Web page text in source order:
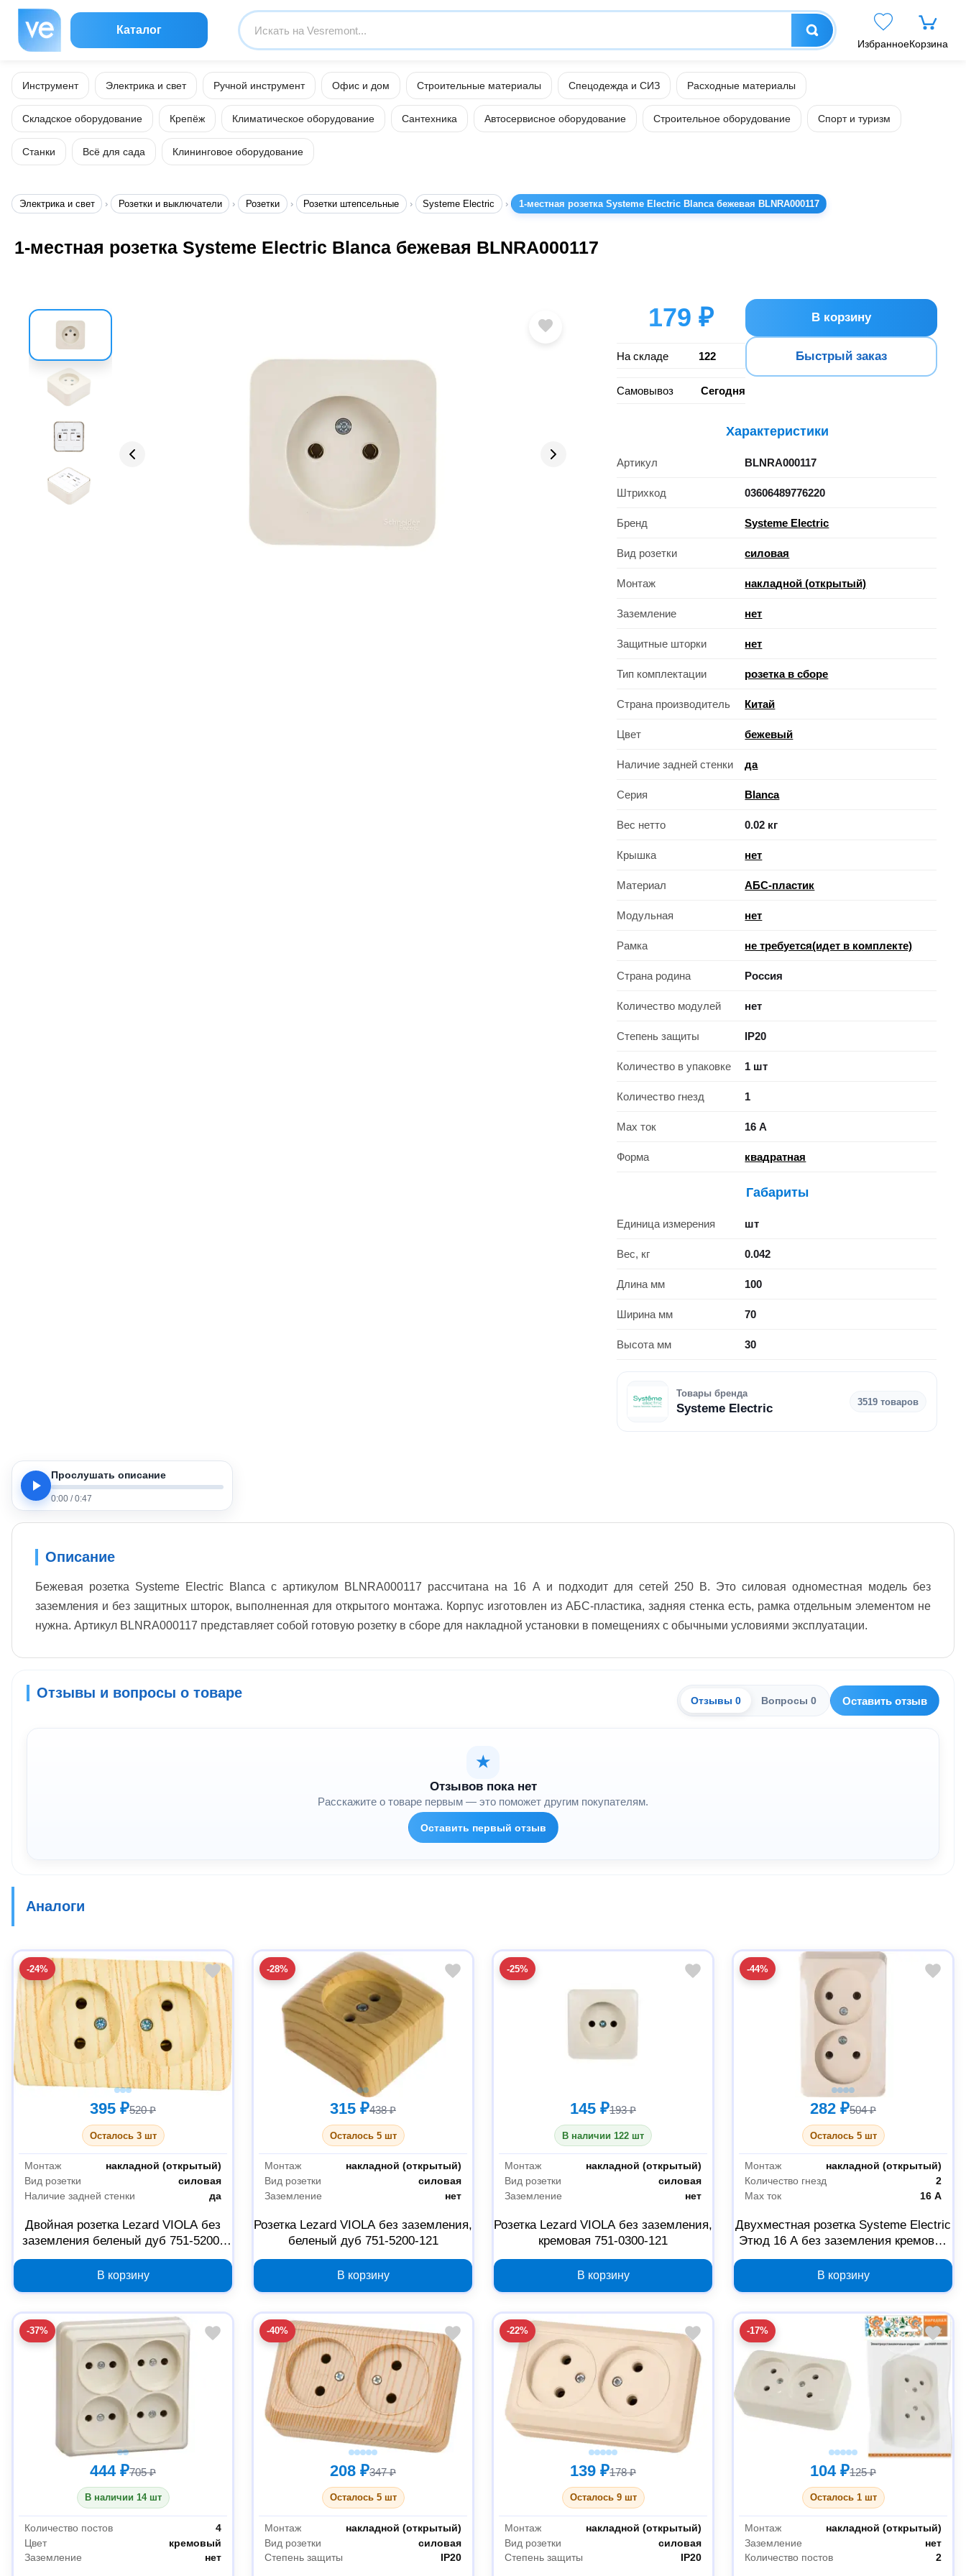
Каталог
ИзбранноеКорзина
Инструмент Электрика и свет Ручной инструмент Офис и дом Строительные материалы Спецодежда и СИЗ Расходные материалы
Складское оборудование Крепёж Климатическое оборудование Сантехника Автосервисное оборудование Строительное оборудование Спорт и туризм
Станки Всё для сада Клининговое оборудование
Электрика и свет Розетки и выключатели Розетки Розетки штепсельные Systeme Electric 1-местная розетка Systeme Electric Blanca бежевая BLNRA000117
1-местная розетка Systeme Electric Blanca бежевая BLNRA000117
179 ₽
На складе 122
Самовывоз Сегодня
В корзину
Быстрый заказ
Характеристики
Артикул BLNRA000117
Штрихкод 03606489776220
Бренд Systeme Electric
Вид розетки силовая
Монтаж накладной (открытый)
Заземление нет
Защитные шторки нет
Тип комплектации розетка в сборе
Страна производитель Китай
Цвет бежевый
Наличие задней стенки да
Серия Blanca
Вес нетто 0.02 кг
Крышка нет
Материал АБС-пластик
Модульная нет
Рамка не требуется(идет в комплекте)
Страна родина Россия
Количество модулей нет
Степень защиты IP20
Количество в упаковке 1 шт
Количество гнезд 1
Max ток 16 А
Форма квадратная
Габариты
Единица измерения шт
Вес, кг 0.042
Длина мм 100
Ширина мм 70
Высота мм 30
Товары бренда
Systeme Electric 3519 товаров
Прослушать описание
0:00 / 0:47
Описание
Бежевая розетка Systeme Electric Blanca с артикулом BLNRA000117 рассчитана на 16 А и подходит для сетей 250 В. Это силовая одноместная модель без
заземления и без защитных шторок, выполненная для открытого монтажа. Корпус изготовлен из АБС-пластика, задняя стенка есть, рамка отдельным элементом не
нужна. Артикул BLNRA000117 представляет собой готовую розетку в сборе для накладной установки в помещениях с обычными условиями эксплуатации.
Отзывы и вопросы о товаре Отзывы 0 Вопросы 0 Оставить отзыв
★
Отзывов пока нет
Расскажите о товаре первым — это поможет другим покупателям.
Оставить первый отзыв
Аналоги
-24%
395 ₽520 ₽
Осталось 3 шт
Монтаж
накладной (открытый)
Вид розетки
силовая
Наличие задней стенки
да
Двойная розетка Lezard VIOLA без
заземления беленый дуб 751-5200-
128
В корзину
-28%
315 ₽438 ₽
Осталось 5 шт
Монтаж
накладной (открытый)
Вид розетки
силовая
Заземление
нет
Розетка Lezard VIOLA без заземления,
беленый дуб 751-5200-121
В корзину
-25%
145 ₽193 ₽
В наличии 122 шт
Монтаж
накладной (открытый)
Вид розетки
силовая
Заземление
нет
Розетка Lezard VIOLA без заземления,
кремовая 751-0300-121
В корзину
-44%
282 ₽504 ₽
Осталось 5 шт
Монтаж
накладной (открытый)
Количество гнезд
2
Max ток
16 А
Двухместная розетка Systeme Electric
Этюд 16 А без заземления кремовая
PA16-005K
В корзину
-37%
444 ₽705 ₽
В наличии 14 шт
Количество постов
4
Цвет
кремовый
Заземление
нет
-40%
208 ₽347 ₽
Осталось 5 шт
Монтаж
накладной (открытый)
Вид розетки
силовая
Степень защиты
IP20
-22%
139 ₽178 ₽
Осталось 9 шт
Монтаж
накладной (открытый)
Вид розетки
силовая
Степень защиты
IP20
-17%
104 ₽125 ₽
Осталось 1 шт
Монтаж
накладной (открытый)
Заземление
нет
Количество постов
2